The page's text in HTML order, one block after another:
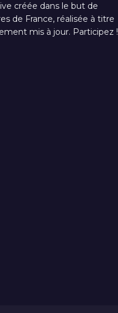
créée dans le but de
de France, réalisée à titre
mis à jour. Participez !